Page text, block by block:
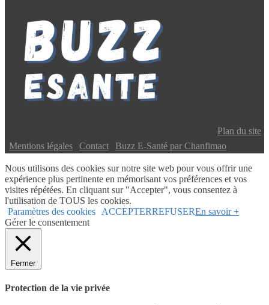
Plan du site
Mentions légales Contact Buzz E-Santé par Chanfimao
Nous utilisons des cookies sur notre site web pour vous offrir une
expérience plus pertinente en mémorisant vos préférences et vos
visites répétées. En cliquant sur "Accepter", vous consentez à
l'utilisation de TOUS les cookies.
Paramètres des cookies ACCEPTERREFUSEREn savoir +
Gérer le consentement
Fermer
Protection de la vie privée